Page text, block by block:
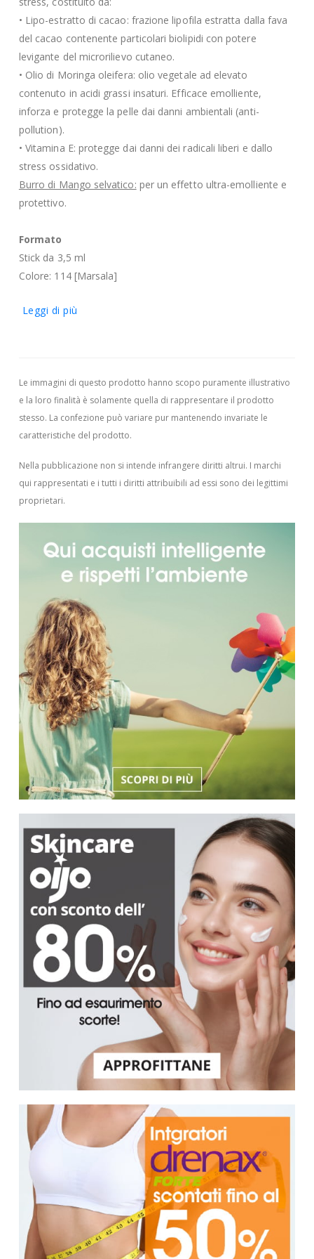
• Lipo-estratto di cacao: frazione lipofila estratta dalla fava
del cacao contenente particolari biolipidi con potere
levigante del microrilievo cutaneo.
• Olio di Moringa oleifera: olio vegetale ad elevato
contenuto in acidi grassi insaturi. Efficace emolliente,
inforza e protegge la pelle dai danni ambientali (anti-
pollution).
• Vitamina E: protegge dai danni dei radicali liberi e dallo
stress ossidativo.
Burro di Mango selvatico: per un effetto ultra-emolliente e
protettivo.
Formato
Stick da 3,5 ml
Colore: 114 [Marsala]
Leggi di più
Le immagini di questo prodotto hanno scopo puramente illustrativo
e la loro finalità è solamente quella di rappresentare il prodotto
stesso. La confezione può variare pur mantenendo invariate le
caratteristiche del prodotto.
Nella pubblicazione non si intende infrangere diritti altrui. I marchi
qui rappresentati e i tutti i diritti attribuibili ad essi sono dei legittimi
proprietari.